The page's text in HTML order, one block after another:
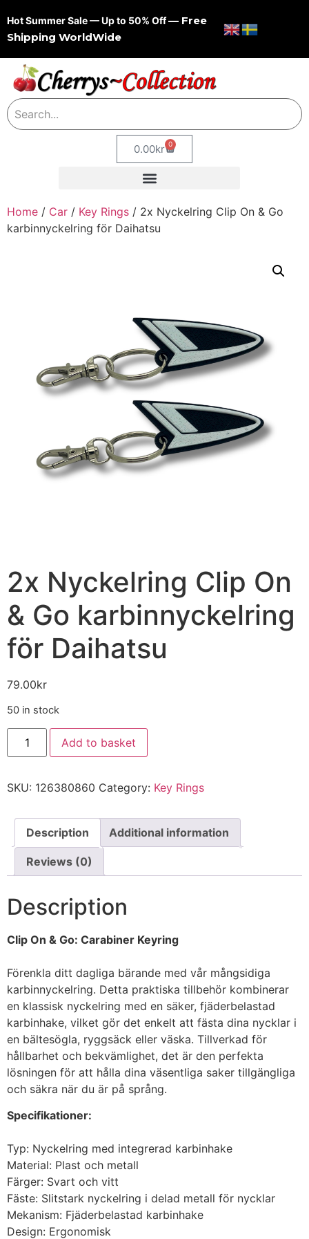
Hot Summer Sale — Up to 50% Off— Free
Shipping WorldWide
0.00kr 0
Home / Car / Key Rings / 2x Nyckelring Clip On & Go
karbinnyckelring för Daihatsu
2x Nyckelring Clip On
& Go karbinnyckelring
för Daihatsu
79.00kr
50 in stock
Add to basket
SKU: 126380860 Category: Key Rings
Description Additional information
Reviews (0)
Description
Clip On & Go: Carabiner Keyring
Förenkla ditt dagliga bärande med vår mångsidiga
karbinnyckelring. Detta praktiska tillbehör kombinerar
en klassisk nyckelring med en säker, fjäderbelastad
karbinhake, vilket gör det enkelt att fästa dina nycklar i
en bältesögla, ryggsäck eller väska. Tillverkad för
hållbarhet och bekvämlighet, det är den perfekta
lösningen för att hålla dina väsentliga saker tillgängliga
och säkra när du är på språng.
Specifikationer:
Typ: Nyckelring med integrerad karbinhake
Material: Plast och metall
Färger: Svart och vitt
Fäste: Slitstark nyckelring i delad metall för nycklar
Mekanism: Fjäderbelastad karbinhake
Design: Ergonomisk